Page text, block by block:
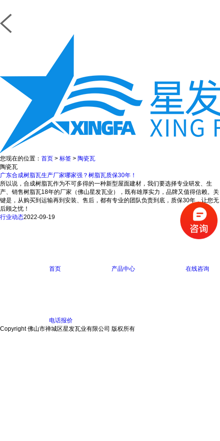
您现在的位置： 首页 > 标签 > 陶瓷瓦
陶瓷瓦
广东合成树脂瓦生产厂家哪家强？树脂瓦质保30年！
所以说，合成树脂瓦作为不可多得的一种新型屋面建材，我们要选择专业研发、生
产、销售树脂瓦18年的厂家（佛山星发瓦业），既有雄厚实力，品牌又值得信赖。关
键是，从购买到运输再到安装、售后，都有专业的团队负责到底，质保30年，让您无
后顾之忧！
行业动态2022-09-19
首页 产品中心 在线咨询
电话报价
Copyright 佛山市禅城区星发瓦业有限公司 版权所有